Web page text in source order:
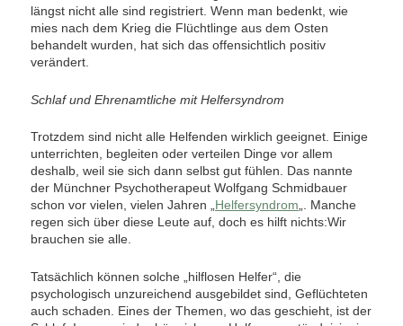
längst nicht alle sind registriert. Wenn man bedenkt, wie
mies nach dem Krieg die Flüchtlinge aus dem Osten
behandelt wurden, hat sich das offensichtlich positiv
verändert.
Schlaf und Ehrenamtliche mit Helfersyndrom
Trotzdem sind nicht alle Helfenden wirklich geeignet. Einige
unterrichten, begleiten oder verteilen Dinge vor allem
deshalb, weil sie sich dann selbst gut fühlen. Das nannte
der Münchner Psychotherapeut Wolfgang Schmidbauer
schon vor vielen, vielen Jahren „Helfersyndrom„. Manche
regen sich über diese Leute auf, doch es hilft nichts:Wir
brauchen sie alle.
Tatsächlich können solche „hilflosen Helfer“, die
psychologisch unzureichend ausgebildet sind, Geflüchteten
auch schaden. Eines der Themen, wo das geschieht, ist der